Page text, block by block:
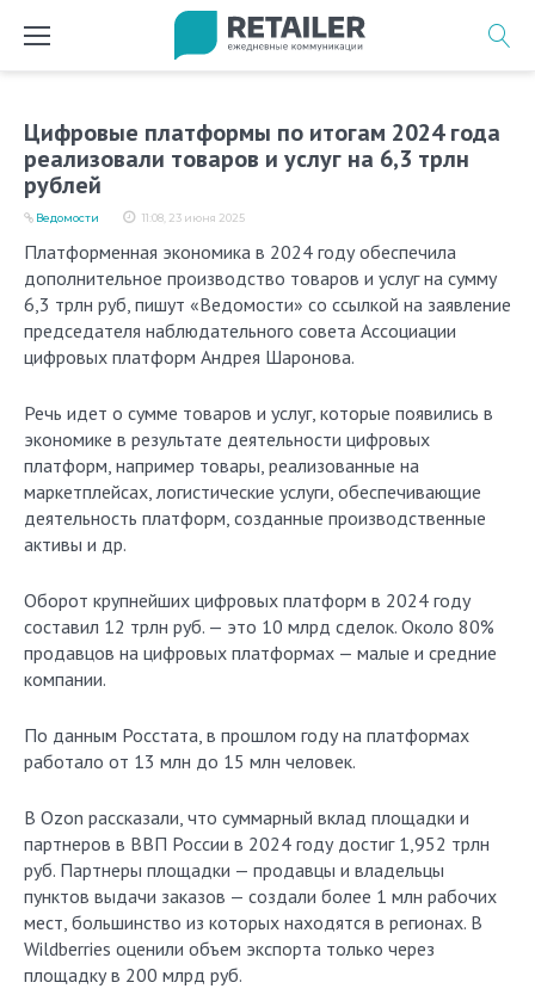
Цифровые платформы по итогам 2024 года
реализовали товаров и услуг на 6,3 трлн
рублей
11:08, 23 июня 2025
Ведомости
Платформенная экономика в 2024 году обеспечила
дополнительное производство товаров и услуг на сумму
6,3 трлн руб, пишут «Ведомости» со ссылкой на заявление
председателя наблюдательного совета Ассоциации
цифровых платформ Андрея Шаронова.
Речь идет о сумме товаров и услуг, которые появились в
экономике в результате деятельности цифровых
платформ, например товары, реализованные на
маркетплейсах, логистические услуги, обеспечивающие
деятельность платформ, созданные производственные
активы и др.
Оборот крупнейших цифровых платформ в 2024 году
составил 12 трлн руб. — это 10 млрд сделок. Около 80%
продавцов на цифровых платформах — малые и средние
компании.
По данным Росстата, в прошлом году на платформах
работало от 13 млн до 15 млн человек.
В Ozon рассказали, что суммарный вклад площадки и
партнеров в ВВП России в 2024 году достиг 1,952 трлн
руб. Партнеры площадки — продавцы и владельцы
пунктов выдачи заказов — создали более 1 млн рабочих
мест, большинство из которых находятся в регионах. В
Wildberries оценили объем экспорта только через
площадку в 200 млрд руб.